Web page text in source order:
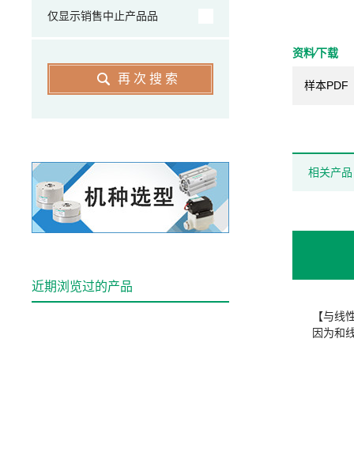
资料⁄下载
样本PDF
相关产品
【与线
因为和
仅显示销售中止产品品
再次搜索
近期浏览过的产品